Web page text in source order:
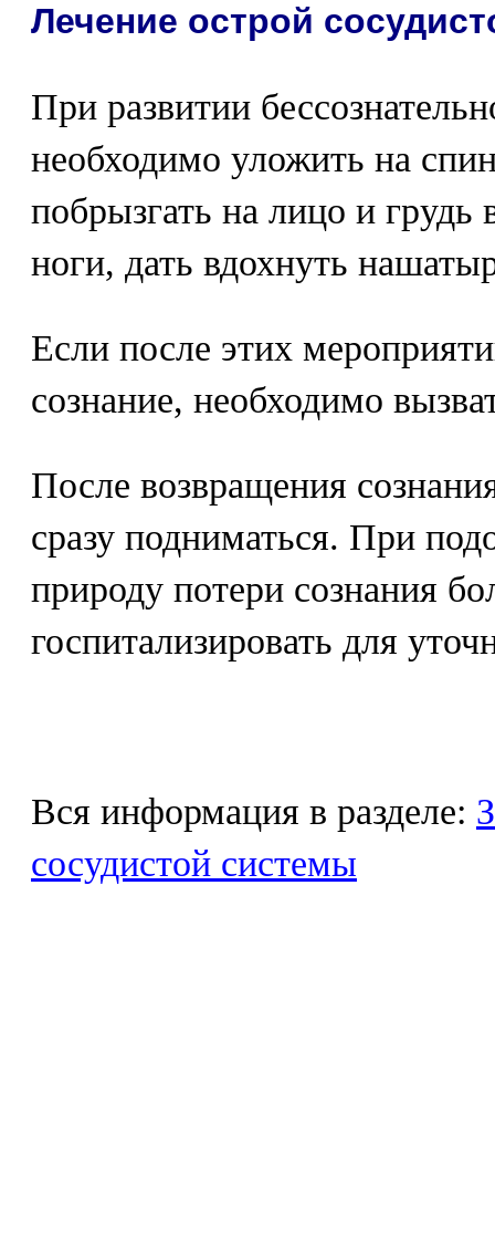
Лечение острой
При развитии
необходимо уложить на
побрызгать на лицо и грудь
ноги, дать вдохнуть
Если после этих
сознание, необходимо
После возвращения
сразу подниматься. При
природу потери сознания
госпитализировать для
Вся информация в разделе:
сосудистой системы